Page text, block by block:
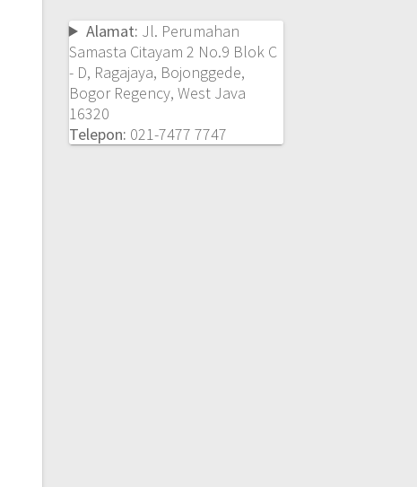
Alamat: Jl. Perumahan
Samasta Citayam 2 No.9 Blok C
- D, Ragajaya, Bojonggede,
Bogor Regency, West Java
16320
Telepon: 021-7477 7747